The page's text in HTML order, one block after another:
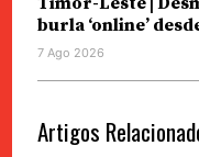
burla ‘online’
7 Ago 2026
Artigos